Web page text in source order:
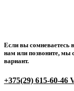
Если вы сомневаетесь
нам или позвоните, мы
вариант.
+375(29) 615-60-46